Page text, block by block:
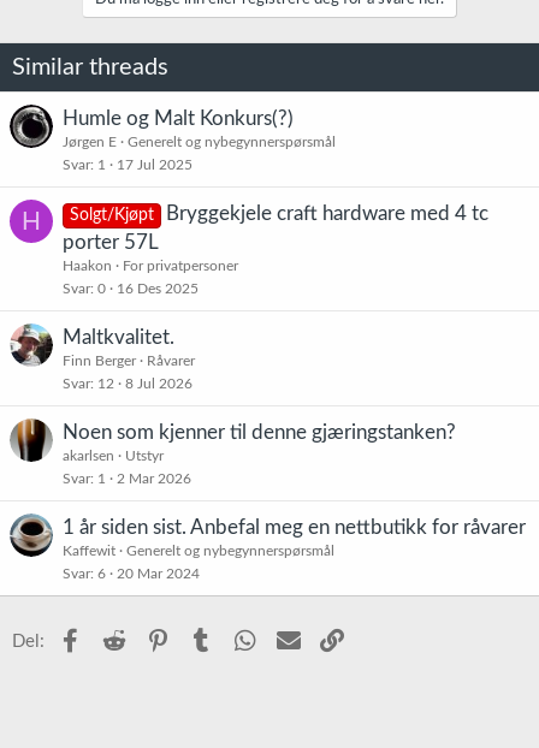
r
Similar threads
Humle og Malt Konkurs(?)
Jørgen E
Generelt og nybegynnerspørsmål
Svar 1 17 Jul 2025
H Solgt/Kjøpt
Bryggekjele craft hardware med 4 tc
porter 57L
Haakon
For privatpersoner
Svar 0 16 Des 2025
Maltkvalitet.
Finn Berger
Råvarer
Svar 12 8 Jul 2026
Noen som kjenner til denne gjæringstanken?
akarlsen
Utstyr
Svar 1 2 Mar 2026
1 år siden sist. Anbefal meg en nettbutikk for råvarer
Kaffewit
Generelt og nybegynnerspørsmål
Svar 6 20 Mar 2024
Del: Facebook
Reddit PinterestTumblr WhatsApp
E-post